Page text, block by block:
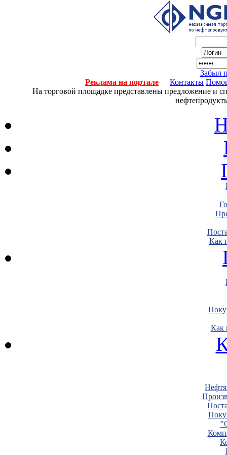
Забыл
Реклама на портале
Контакты
На торговой площадке представлены предложение и
Как
Как